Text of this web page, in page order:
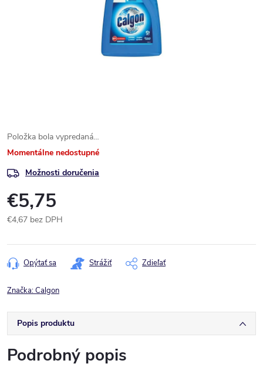
Položka bola vypredaná…
Momentálne nedostupné
Možnosti doručenia
€5,75
€4,67 bez DPH
cena:
Opýtať sa Strážiť Zdieľať
Značka:Calgon
Popis produktu
Podrobný popis